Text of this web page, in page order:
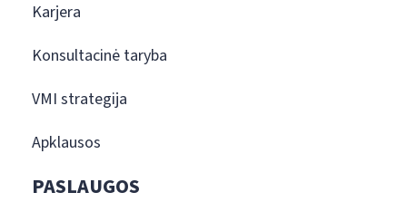
Karjera
Konsultacinė taryba
VMI strategija
Apklausos
PASLAUGOS